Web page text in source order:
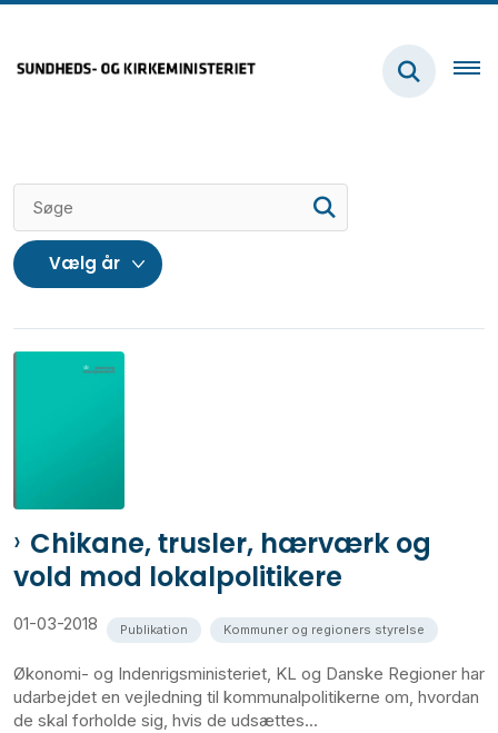
Chikane, trusler, hærværk og
vold mod lokalpolitikere
01-03-2018 Publikation Kommuner og regioners styrelse
Økonomi- og Indenrigsministeriet, KL og Danske Regioner har
udarbejdet en vejledning til kommunalpolitikerne om, hvordan
de skal forholde sig, hvis de udsættes...